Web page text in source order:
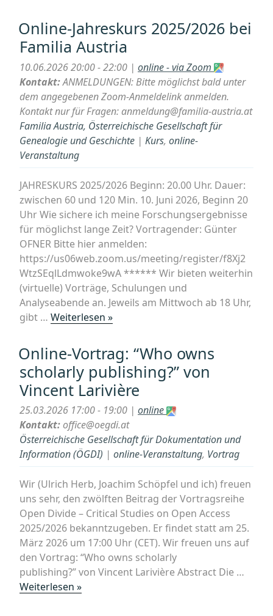
2025/2026
bei
Familia
Austria“
Online-Jahreskurs 2025/2026 bei
Familia Austria
10.06.2026 20:00 - 22:00 | online - via Zoom
Kontakt:ANMELDUNGEN: Bitte möglichst bald unter
dem angegebenen Zoom-Anmeldelink anmelden.
Kontakt nur für Fragen: anmeldung@familia-austria.at
Familia Austria, Österreichische Gesellschaft für
Genealogie und Geschichte | Kurs, online-
Veranstaltung
JAHRESKURS 2025/2026 Beginn: 20.00 Uhr. Dauer:
zwischen 60 und 120 Min. 10. Juni 2026, Beginn 20
Uhr Wie sichere ich meine Forschungsergebnisse
für möglichst lange Zeit? Vortragender: Günter
OFNER Bitte hier anmelden:
https://us06web.zoom.us/meeting/register/f8Xj2
WtzSEqlLdmwoke9wA ****** Wir bieten weiterhin
(virtuelle) Vorträge, Schulungen und
Analyseabende an. Jeweils am Mittwoch ab 18 Uhr,
gibt … Weiterlesen »„Online-
2025/2026
bei
Familia
Austria“
Online-Vortrag: “Who owns
scholarly publishing?” von
Vincent Larivière
25.03.2026 17:00 - 19:00 | online
Kontakt:office@oegdi.at
Österreichische Gesellschaft für Dokumentation und
Information (ÖGDI) | online-Veranstaltung, Vortrag
Wir (Ulrich Herb, Joachim Schöpfel und ich) freuen
uns sehr, den zwölften Beitrag der Vortragsreihe
Open Divide – Critical Studies on Open Access
2025/2026 bekanntzugeben. Er findet statt am 25.
März 2026 um 17:00 Uhr (CET). Wir freuen uns auf
den Vortrag: “Who owns scholarly
publishing?” von Vincent Larivière Abstract Die …
Weiterlesen »„Online-